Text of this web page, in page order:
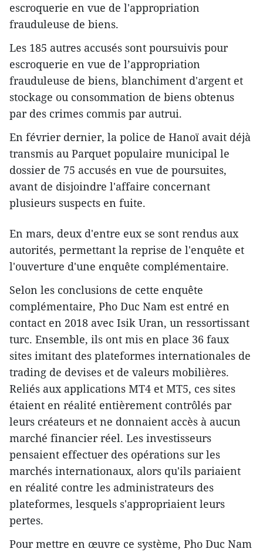
escroquerie en vue de l'appropriation
frauduleuse de biens.
Les 185 autres accusés sont poursuivis pour
escroquerie en vue de l’appropriation
frauduleuse de biens, blanchiment d'argent et
stockage ou consommation de biens obtenus
par des crimes commis par autrui.
En février dernier, la police de Hanoï avait déjà
transmis au Parquet populaire municipal le
dossier de 75 accusés en vue de poursuites,
avant de disjoindre l'affaire concernant
plusieurs suspects en fuite.
En mars, deux d'entre eux se sont rendus aux
autorités, permettant la reprise de l'enquête et
l'ouverture d'une enquête complémentaire.
Selon les conclusions de cette enquête
complémentaire, Pho Duc Nam est entré en
contact en 2018 avec Isik Uran, un ressortissant
turc. Ensemble, ils ont mis en place 36 faux
sites imitant des plateformes internationales de
trading de devises et de valeurs mobilières.
Reliés aux applications MT4 et MT5, ces sites
étaient en réalité entièrement contrôlés par
leurs créateurs et ne donnaient accès à aucun
marché financier réel. Les investisseurs
pensaient effectuer des opérations sur les
marchés internationaux, alors qu'ils pariaient
en réalité contre les administrateurs des
plateformes, lesquels s'appropriaient leurs
pertes.
Pour mettre en œuvre ce système, Pho Duc Nam